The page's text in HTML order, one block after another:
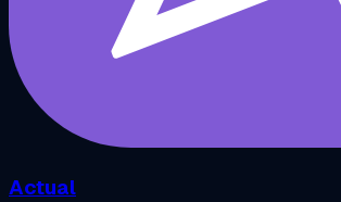
Actual